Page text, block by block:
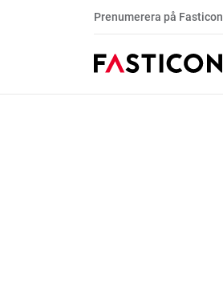
Prenumerera på Fasticon
Tillsatta uppdrag